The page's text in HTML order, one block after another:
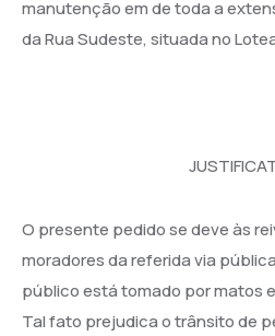
manutenção em de toda a
da Rua Sudeste, situada no
O presente pedido se deve às
moradores da referida via
público está tomado por matos
Tal fato prejudica o trânsito de